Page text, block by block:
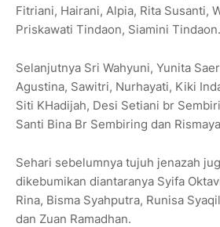
Fitriani, Hairani, Alpia, Rita Susanti,
Priskawati Tindaon, Siamini Tindaon.
Selanjutnya Sri Wahyuni, Yunita
Agustina, Sawitri, Nurhayati, Kiki
Siti KHadijah, Desi Setiani br
Santi Bina Br Sembiring dan
Sehari sebelumnya tujuh jenazah
dikebumikan diantaranya Syifa
Rina, Bisma Syahputra, Runisa
dan Zuan Ramadhan.